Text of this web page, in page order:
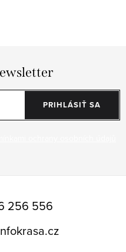
PRIHLÁSIŤ SA
256 556